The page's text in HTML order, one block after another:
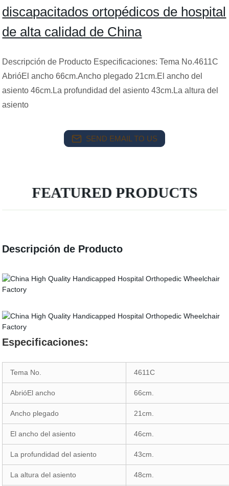
discapacitados ortopédicos de hospital
de alta calidad de China
Descripción de Producto Especificaciones: Tema No.4611C
AbrióEl ancho 66cm.Ancho plegado 21cm.El ancho del
asiento 46cm.La profundidad del asiento 43cm.La altura del
asiento
SEND EMAIL TO US
FEATURED PRODUCTS
Descripción de Producto
Especificaciones:
Tema No. 4611C
AbrióEl ancho 66cm.
Ancho plegado 21cm.
El ancho del asiento 46cm.
La profundidad del asiento 43cm.
La altura del asiento 48cm.